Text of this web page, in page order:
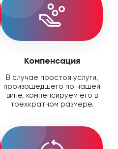
Компенсация
В случае простоя услуги,
произошедшего по нашей
вине, компенсируем его в
трехкратном размере.